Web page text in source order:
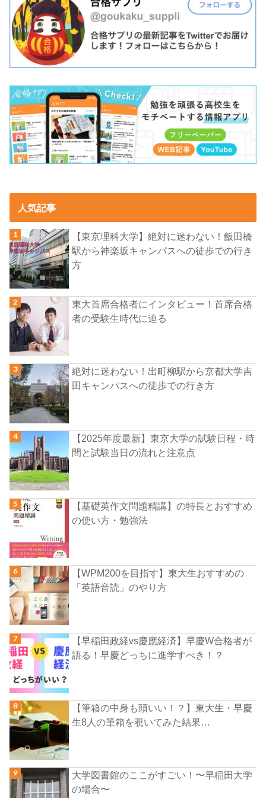
人気記事
【東京理科大学】絶対に迷わない！飯田橋
駅から神楽坂キャンパスへの徒歩での行き
方
東大首席合格者にインタビュー！首席合格
者の受験生時代に迫る
絶対に迷わない！出町柳駅から京都大学吉
田キャンパスへの徒歩での行き方
【2025年度最新】東京大学の試験日程・時
間と試験当日の流れと注意点
【基礎英作文問題精講】の特長とおすすめ
の使い方・勉強法
【WPM200を目指す】東大生おすすめの
「英語音読」のやり方
【早稲田政経vs慶應経済】早慶W合格者が
語る！早慶どっちに進学すべき！？
【筆箱の中身も頭いい！？】東大生・早慶
生8人の筆箱を覗いてみた結果…
大学図書館のここがすごい！〜早稲田大学
の場合〜